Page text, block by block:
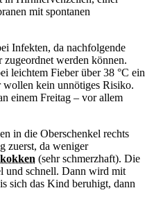
mit spontanen
Infekten, da nachfolgende
werden können.
leichtem Fieber über 38 °C ein
wollen kein unnötiges Risiko.
einem Freitag – vor allem
in die Oberschenkel rechts
zuerst, da weniger
(sehr schmerzhaft). Die
und schnell. Dann wird mit
sich das Kind beruhigt, dann